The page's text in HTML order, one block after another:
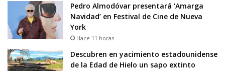
Pedro Almodóvar presentará ‘Amarga
Navidad’ en Festival de Cine de Nueva
York
Hace 11 horas
Descubren en yacimiento estadounidense
de la Edad de Hielo un sapo extinto